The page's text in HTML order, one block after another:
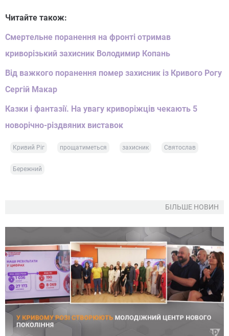
Читайте також:
Смертельне поранення на фронті отримав
криворізький захисник Володимир Копань
Від важкого поранення помер захисник із Кривого Рогу
Сергій Макар
Казки і фантазії. На увагу криворіжців чекають 5
новорічно-різдвяних виставок
Кривий Ріг прощатиметься захисник Святослав
Бережний
БІЛЬШЕ НОВИН